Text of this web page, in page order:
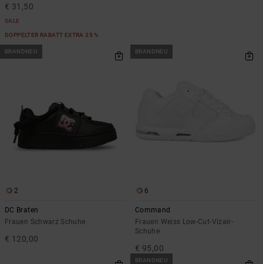
€ 31,50
SALE
DOPPELTER RABATT EXTRA 25 %
BRANDNEU
2
DC Braten
Frauen Schwarz Schuhe
€ 120,00
BRANDNEU
6
Command
Frauen Weiss Low-Cut-Vizair-
Schuhe
€ 95,00
BRANDNEU